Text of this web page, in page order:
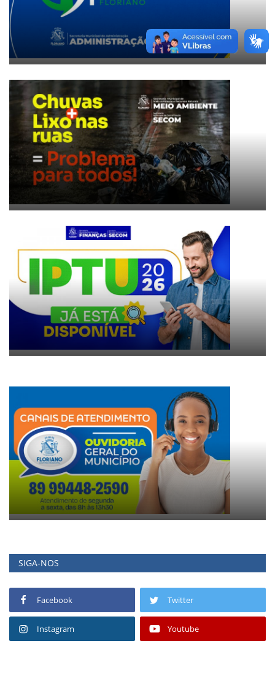
SIGA-NOS
Facebook Twitter
Instagram Youtube